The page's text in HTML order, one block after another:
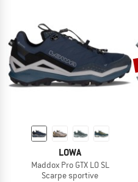
LOWA
Maddox Pro GTX LO SL
Scarpe sportive